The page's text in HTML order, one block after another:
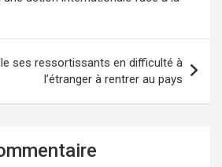
ses ressortissants en difficulté à
l’étranger à rentrer au pays